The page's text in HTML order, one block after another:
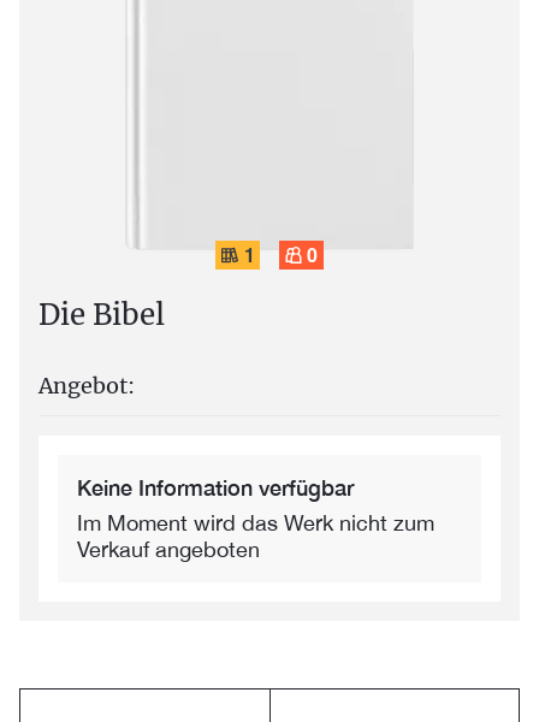
1 0
Die Bibel
Angebot:
Keine Information verfügbar
Im Moment wird das Werk nicht zum
Verkauf angeboten